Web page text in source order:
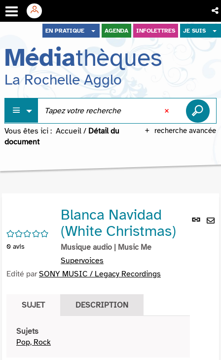
menu
contenu
recherche
EN PRATIQUE AGENDA INFOLETTRES JE SUIS
Médiathèques
La Rochelle Agglo
recherche avancée
Vous êtes ici : Accueil / Détail du
document
Lien
/5
0 avis
Blanca Navidad
(White Christmas)
Musique audio | Music Me
Supervoices
Edité parSONY MUSIC / Legacy Recordings
SUJET DESCRIPTION
Sujets
Pop, Rock